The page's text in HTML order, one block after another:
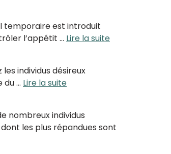
temporaire est introduit
l’appétit … Lire la suite
individus désireux
du … Lire la suite
nombreux individus
les plus répandues sont